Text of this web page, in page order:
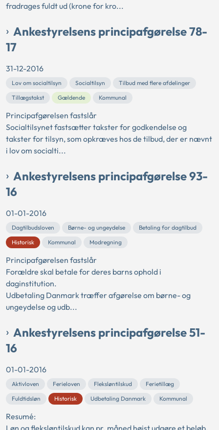
fradrages fuldt ud (krone for kro...
Ankestyrelsens principafgørelse 78-
17
31-12-2016
Lov om socialtilsyn Socialtilsyn
Tilbud med flere afdelinger
Tillægstakst
Gældende Kommunal
Principafgørelsen fastslår
Socialtilsynet fastsætter takster for godkendelse og
takster for tilsyn, som opkræves hos de tilbud, der er nævnt
i lov om socialti...
Ankestyrelsens principafgørelse 93-
16
01-01-2016
Dagtilbudsloven Børne- og ungeydelse
Betaling for dagtilbud
Historisk
Kommunal Modregning
Principafgørelsen fastslår
Forældre skal betale for deres barns ophold i
daginstitution.
Udbetaling Danmark træffer afgørelse om børne- og
ungeydelse og udb...
Ankestyrelsens principafgørelse 51-
16
01-01-2016
Aktivloven Ferieloven Fleksløntilskud
Ferietillæg
Fuldtidsløn
Historisk Udbetaling Danmark Kommunal
Resumé: